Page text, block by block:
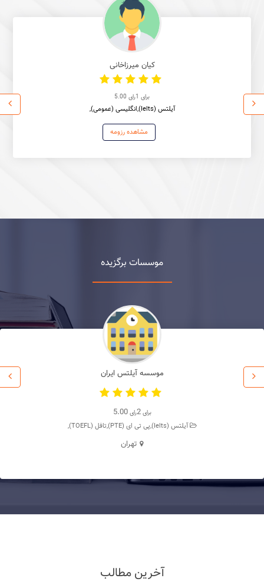
کیان میرزاخانی
5.00 برای 1رای
آیلتس (Ielts),انگلیسی (عمومی),
مشاهده رزومه
موسسات برگزیده
موسسه آیلتس ایران
5.00 برای2رای
آیلتس (Ielts),پی تی ای (PTE),تافل (TOEFL),
تهران
آخرین مطالب